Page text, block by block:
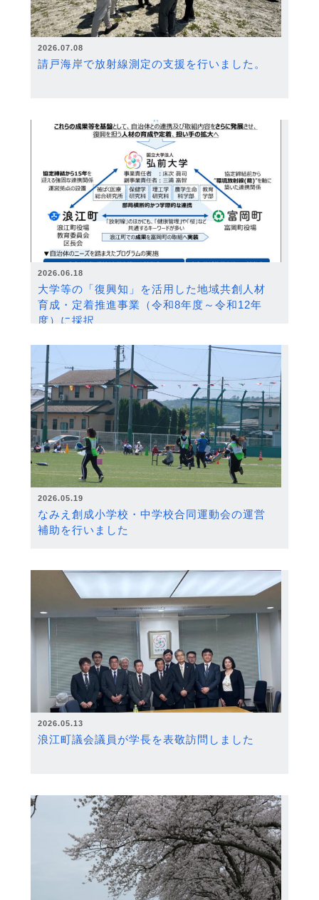
2026.07.08
請戸海岸で放射線測定の支援を行いました。
2026.06.18
大学等の「復興知」を活用した地域共創人材
育成・定着推進事業（令和8年度～令和12年
度）に採択
2026.05.19
なみえ創成小学校・中学校合同運動会の運営
補助を行いました
2026.05.13
浪江町議会議員が学長を表敬訪問しました